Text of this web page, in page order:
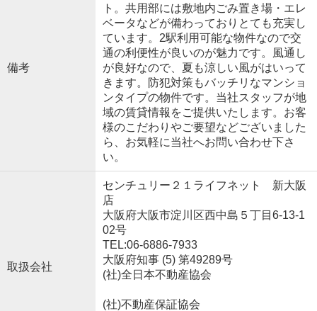
備考
ト。共用部には敷地内ごみ置き場・エレ
ベータなどが備わっておりとても充実し
ています。2駅利用可能な物件なので交
通の利便性が良いのが魅力です。風通し
が良好なので、夏も涼しい風がはいって
きます。防犯対策もバッチリなマンショ
ンタイプの物件です。当社スタッフが地
域の賃貸情報をご提供いたします。お客
様のこだわりやご要望などございました
ら、お気軽に当社へお問い合わせ下さ
い。
取扱会社
センチュリー２１ライフネット 新大阪
店
大阪府大阪市淀川区西中島５丁目6-13-1
02号
TEL:06-6886-7933
大阪府知事 (5) 第49289号
(社)全日本不動産協会
(社)不動産保証協会